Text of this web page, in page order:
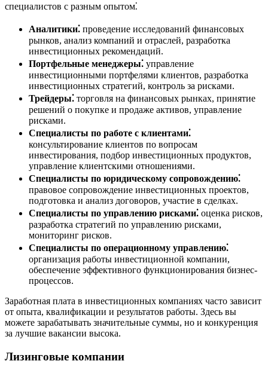
специалистов с разным опытом⁚
Аналитики⁚ проведение исследований финансовых
рынков, анализ компаний и отраслей, разработка
инвестиционных рекомендаций.
Портфельные менеджеры⁚ управление
инвестиционными портфелями клиентов, разработка
инвестиционных стратегий, контроль за рисками.
Трейдеры⁚ торговля на финансовых рынках, принятие
решений о покупке и продаже активов, управление
рисками.
Специалисты по работе с клиентами⁚
консультирование клиентов по вопросам
инвестирования, подбор инвестиционных продуктов,
управление клиентскими отношениями.
Специалисты по юридическому сопровождению⁚
правовое сопровождение инвестиционных проектов,
подготовка и анализ договоров, участие в сделках.
Специалисты по управлению рисками⁚ оценка рисков,
разработка стратегий по управлению рисками,
мониторинг рисков.
Специалисты по операционному управлению⁚
организация работы инвестиционной компании,
обеспечение эффективного функционирования бизнес-
процессов.
Заработная плата в инвестиционных компаниях часто зависит
от опыта, квалификации и результатов работы. Здесь вы
можете зарабатывать значительные суммы, но и конкуренция
за лучшие вакансии высока.
Лизинговые компании